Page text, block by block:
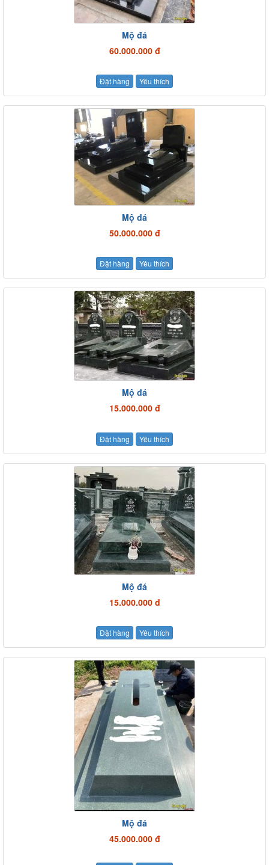
Mộ đá
60.000.000 đ
Đặt hàng Yêu thích
Mộ đá
50.000.000 đ
Đặt hàng Yêu thích
Mộ đá
15.000.000 đ
Đặt hàng Yêu thích
Mộ đá
15.000.000 đ
Đặt hàng Yêu thích
Mộ đá
45.000.000 đ